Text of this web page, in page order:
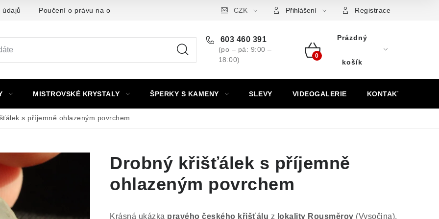
údajů Poučení o právu na odstoupení od smlouvy Puncovní značky Výkup minerálů a drahých kamenů
CZK Přihlášení Registrace
603 460 391
(po – pá: 9:00 –
18:00)
Nákupní
Prázdný
košík
MISTROVSKÉ KRYSTALY ŠPERKY S KAMENY SLEVY VIDEOGALERIE KONTAKT
s příjemně ohlazeným povrchem
Drobný křišťálek s příjemně
ohlazeným povrchem
Krásná ukázka pravého českého křišťálu z lokality Rousměrov (Vysočina).